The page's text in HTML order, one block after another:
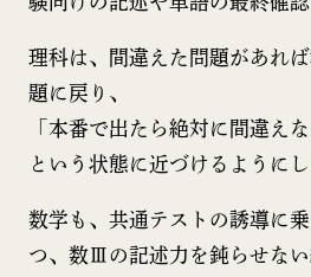
理科は、間違えた問題があれ
題に戻り、
「本番で出たら絶対に間違えな
という状態に近づけるようにし
数学も、共通テストの誘導に
つ、数Ⅲの記述力を鈍らせな